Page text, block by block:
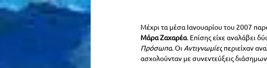
Μέχρι τα μέσα Ιανουαρίου του 2007
Μάρα Ζαχαρέα. Επίσης είχε αναλάβει
Πρόσωπα. Οι Αντιγνωμίες περιείχαν
ασχολούνταν με συνεντεύξεις